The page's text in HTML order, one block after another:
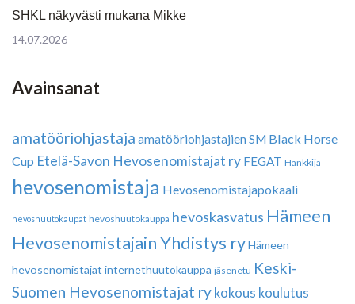
SHKL näkyvästi mukana Mikke
14.07.2026
Avainsanat
amatööriohjastaja amatööriohjastajien SM Black Horse
Cup Etelä-Savon Hevosenomistajat ry FEGAT Hankkija
hevosenomistaja Hevosenomistajapokaali
hevoshuutokaupat hevoshuutokauppa hevoskasvatus Hämeen
Hevosenomistajain Yhdistys ryHämeen
hevosenomistajat internethuutokauppa jäsenetu Keski-
Suomen Hevosenomistajat ry kokous koulutus